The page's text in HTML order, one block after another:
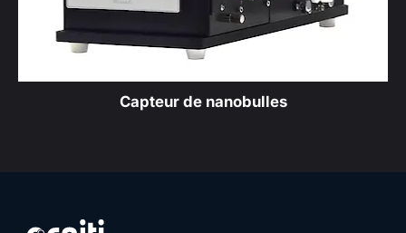
Capteur de nanobulles